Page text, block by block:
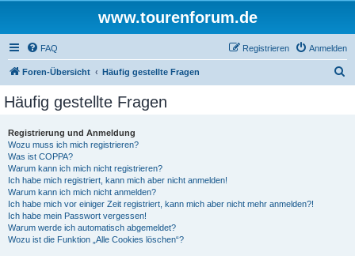
www.tourenforum.de
FAQ Anmelden
Registrieren
Foren-Übersicht Häufig gestellte Fragen
Häufig gestellte Fragen
Registrierung und Anmeldung
Wozu muss ich mich registrieren?
Was ist COPPA?
Warum kann ich mich nicht registrieren?
Ich habe mich registriert, kann mich aber nicht anmelden!
Warum kann ich mich nicht anmelden?
Ich habe mich vor einiger Zeit registriert, kann mich aber nicht mehr anmelden?!
Ich habe mein Passwort vergessen!
Warum werde ich automatisch abgemeldet?
Wozu ist die Funktion „Alle Cookies löschen“?